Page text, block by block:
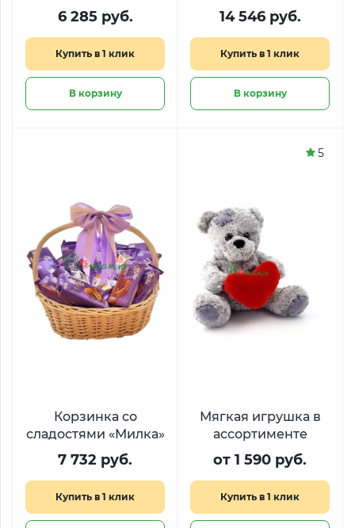
6 285 руб.
Купить в 1 клик
В корзину
голубикой «Ягодное
созвездие»
14 546 руб.
Купить в 1 клик
В корзину
Корзинка со
сладостями «Милка»
7 732 руб.
Купить в 1 клик
Мягкая игрушка в
ассортименте
от 1 590 руб.
Купить в 1 клик
5